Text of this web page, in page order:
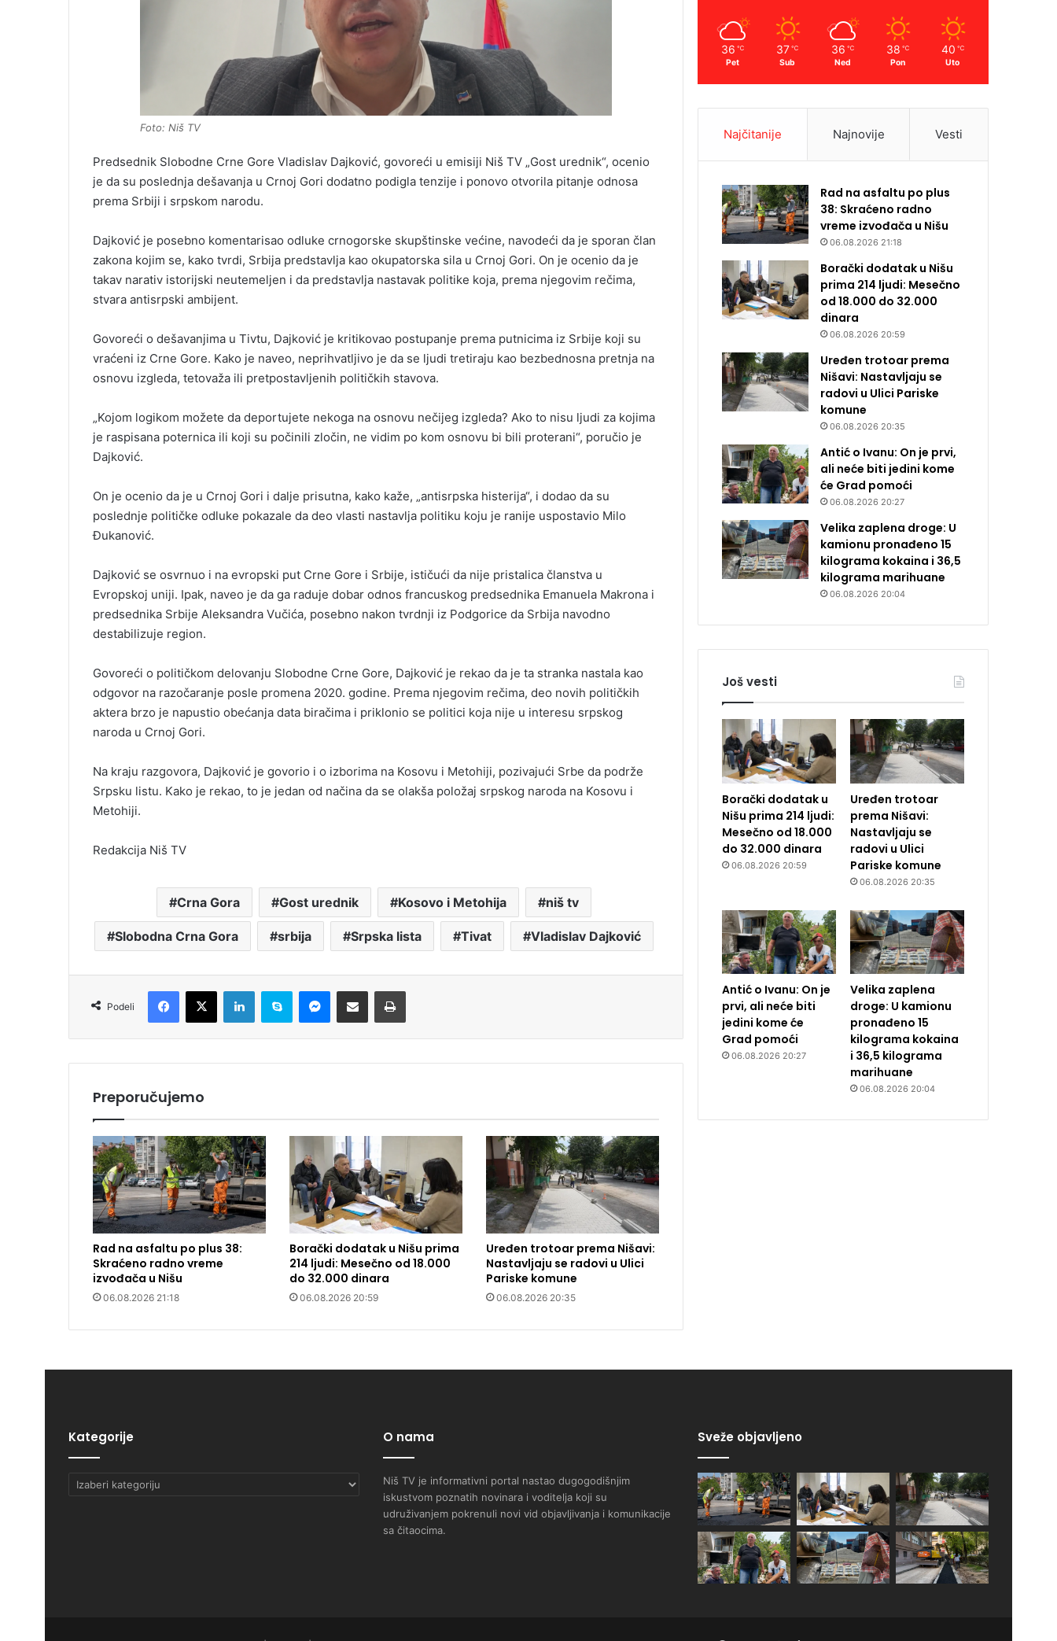
Foto: Niš TV
Predsednik Slobodne Crne Gore Vladislav Dajković, govoreći u emisiji Niš TV „Gost urednik“, ocenio
je da su poslednja dešavanja u Crnoj Gori dodatno podigla tenzije i ponovo otvorila pitanje odnosa
prema Srbiji i srpskom narodu.
Dajković je posebno komentarisao odluke crnogorske skupštinske većine, navodeći da je sporan član
zakona kojim se, kako tvrdi, Srbija predstavlja kao okupatorska sila u Crnoj Gori. On je ocenio da je
takav narativ istorijski neutemeljen i da predstavlja nastavak politike koja, prema njegovim rečima,
stvara antisrpski ambijent.
Govoreći o dešavanjima u Tivtu, Dajković je kritikovao postupanje prema putnicima iz Srbije koji su
vraćeni iz Crne Gore. Kako je naveo, neprihvatljivo je da se ljudi tretiraju kao bezbednosna pretnja na
osnovu izgleda, tetovaža ili pretpostavljenih političkih stavova.
„Kojom logikom možete da deportujete nekoga na osnovu nečijeg izgleda? Ako to nisu ljudi za kojima
je raspisana poternica ili koji su počinili zločin, ne vidim po kom osnovu bi bili proterani“, poručio je
Dajković.
On je ocenio da je u Crnoj Gori i dalje prisutna, kako kaže, „antisrpska histerija“, i dodao da su
poslednje političke odluke pokazale da deo vlasti nastavlja politiku koju je ranije uspostavio Milo
Đukanović.
Dajković se osvrnuo i na evropski put Crne Gore i Srbije, ističući da nije pristalica članstva u
Evropskoj uniji. Ipak, naveo je da ga raduje dobar odnos francuskog predsednika Emanuela Makrona i
predsednika Srbije Aleksandra Vučića, posebno nakon tvrdnji iz Podgorice da Srbija navodno
destabilizuje region.
Govoreći o političkom delovanju Slobodne Crne Gore, Dajković je rekao da je ta stranka nastala kao
odgovor na razočaranje posle promena 2020. godine. Prema njegovim rečima, deo novih političkih
aktera brzo je napustio obećanja data biračima i priklonio se politici koja nije u interesu srpskog
naroda u Crnoj Gori.
Na kraju razgovora, Dajković je govorio i o izborima na Kosovu i Metohiji, pozivajući Srbe da podrže
Srpsku listu. Kako je rekao, to je jedan od načina da se olakša položaj srpskog naroda na Kosovu i
Metohiji.
Redakcija Niš TV
Crna Gora Gost urednik Kosovo i Metohija niš tv
Slobodna Crna Gora srbija Srpska lista Tivat Vladislav Dajković
Podeli
Preporučujemo
Rad na asfaltu po plus 38:
Skraćeno radno vreme
izvođača u Nišu
06.08.2026 21:18
Borački dodatak u Nišu prima
214 ljudi: Mesečno od 18.000
do 32.000 dinara
06.08.2026 20:59
Uređen trotoar prema Nišavi:
Nastavljaju se radovi u Ulici
Pariske komune
06.08.2026 20:35
36 ℃
Pet
37 ℃
Sub
36 ℃
Ned
38 ℃
Pon
40 ℃
Uto
Najčitanije Najnovije Vesti
Rad na asfaltu po plus
38: Skraćeno radno
vreme izvođača u Nišu
06.08.2026 21:18
Borački dodatak u Nišu
prima 214 ljudi: Mesečno
od 18.000 do 32.000
dinara
06.08.2026 20:59
Uređen trotoar prema
Nišavi: Nastavljaju se
radovi u Ulici Pariske
komune
06.08.2026 20:35
Antić o Ivanu: On je prvi,
ali neće biti jedini kome
će Grad pomoći
06.08.2026 20:27
Velika zaplena droge: U
kamionu pronađeno 15
kilograma kokaina i 36,5
kilograma marihuane
06.08.2026 20:04
Još vesti
Borački dodatak u
Nišu prima 214 ljudi:
Mesečno od 18.000
do 32.000 dinara
06.08.2026 20:59
Uređen trotoar
prema Nišavi:
Nastavljaju se
radovi u Ulici
Pariske komune
06.08.2026 20:35
Antić o Ivanu: On je
prvi, ali neće biti
jedini kome će
Grad pomoći
06.08.2026 20:27
Velika zaplena
droge: U kamionu
pronađeno 15
kilograma kokaina
i 36,5 kilograma
marihuane
06.08.2026 20:04
Kategorije
Kategorije
O nama
Niš TV je informativni portal nastao dugogodišnjim
iskustvom poznatih novinara i voditelja koji su
udruživanjem pokrenuli novi vid objavljivanja i komunikacije
sa čitaocima.
Sveže objavljeno